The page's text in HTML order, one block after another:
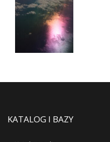
KATALOG I BAZY